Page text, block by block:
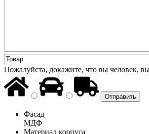
Пожалуйста, докажите, что вы человек,
Фасад
МДФ
Материал корпуса